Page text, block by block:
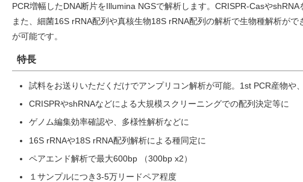
PCR増幅したDNA断片をIllumina NGSで解析します。CRISPR-Casや
また、細菌16S rRNA配列や真核生物18S rRNA配列の解析で生物種解析が
が可能です。
特長
試料をお送りいただくだけでアンプリコン解析が可能。1st PCR産物や
CRISPRやshRNAなどによる大規模スクリーニングでの配列決定等に
ゲノム編集効率確認や、多様性解析などに
16S rRNAや18S rRNA配列解析による種同定に
ペアエンド解析で最大600bp （300bp x2）
１サンプルにつき3-5万リードペア程度